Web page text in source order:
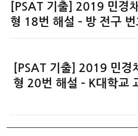
탐
색
이
전
[PSAT 기출] 2019 민경
형 18번 해설 – 방 전구 번
음
[PSAT 기출] 2019 민경
형 20번 해설 – K대학교